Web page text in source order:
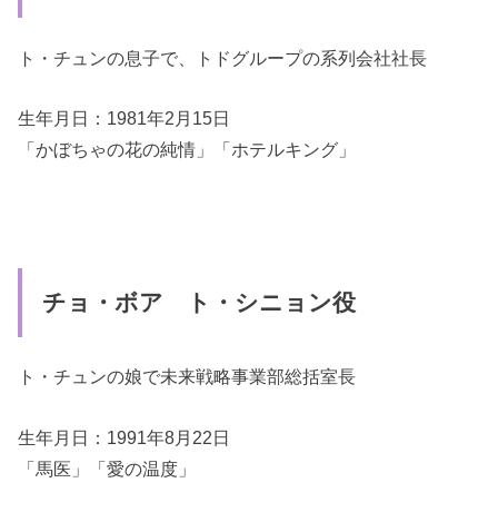
ト・チュンの息子で、トドグループの系列会社社長
生年月日：1981年2月15日
「かぼちゃの花の純情」「ホテルキング」
チョ・ボア ト・シニョン役
ト・チュンの娘で未来戦略事業部総括室長
生年月日：1991年8月22日
「馬医」「愛の温度」